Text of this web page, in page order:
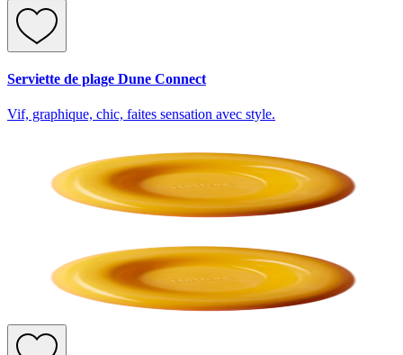
Serviette de plage Dune Connect
Vif, graphique, chic, faites sensation avec style.